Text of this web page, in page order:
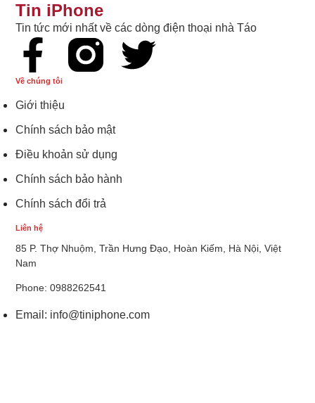
Tin iPhone
Tin tức mới nhất về các dòng điện thoại nhà Táo
Liên hệ
85 P. Thợ Nhuộm, Trần Hưng Đạo, Hoàn Kiếm, Hà Nội, Việt
Nam
Phone: 0988262541
Email: info@tiniphone.com
Về chúng tôi
Giới thiệu
Chính sách bảo mật
Điều khoản sử dụng
Chính sách bảo hành
Chính sách đổi trả